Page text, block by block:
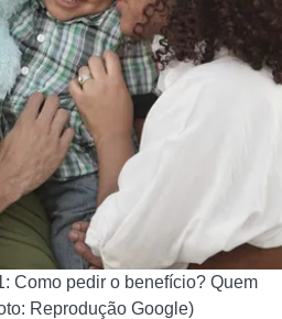
Como pedir o benefício? Quem
Reprodução Google)